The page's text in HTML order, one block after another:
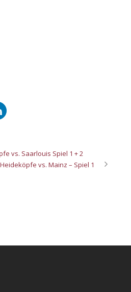
vs. Saarlouis Spiel 1 + 2
vs. Mainz – Spiel 1